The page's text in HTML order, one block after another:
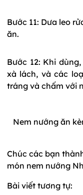
Bước 11: Dưa leo
ăn.
Bước 12: Khi
xà lách, và các
tráng và chấm với
Nem nướng ăn
Chúc các bạn
món nem nướng
Bài viết tương tự: